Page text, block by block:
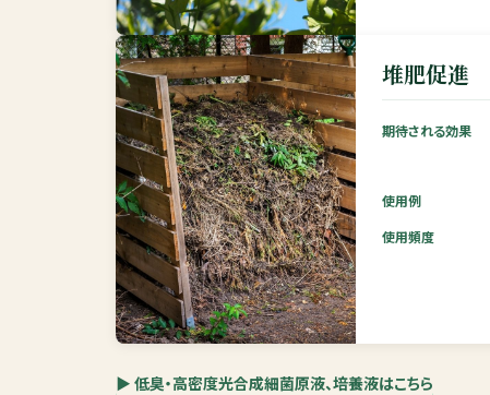
堆肥促進
期待される効果
使用例
使用頻度
▶ 低臭・高密度光合成細菌原液、培養液はこちら